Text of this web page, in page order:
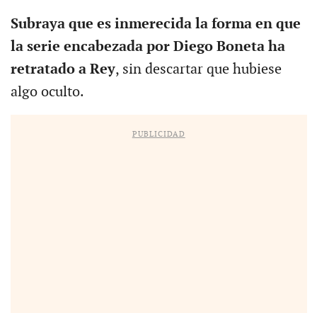
Subraya que es inmerecida la forma en que
la serie encabezada por Diego Boneta ha
retratado a Rey, sin descartar que hubiese
algo oculto.
PUBLICIDAD